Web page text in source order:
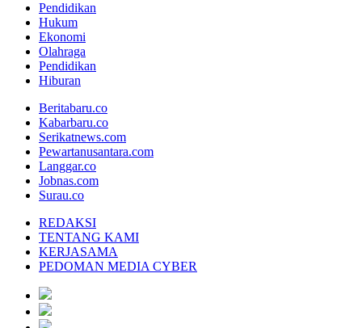
Pendidikan
Hukum
Ekonomi
Olahraga
Pendidikan
Hiburan
Beritabaru.co
Kabarbaru.co
Serikatnews.com
Pewartanusantara.com
Langgar.co
Jobnas.com
Surau.co
REDAKSI
TENTANG KAMI
KERJASAMA
PEDOMAN MEDIA CYBER